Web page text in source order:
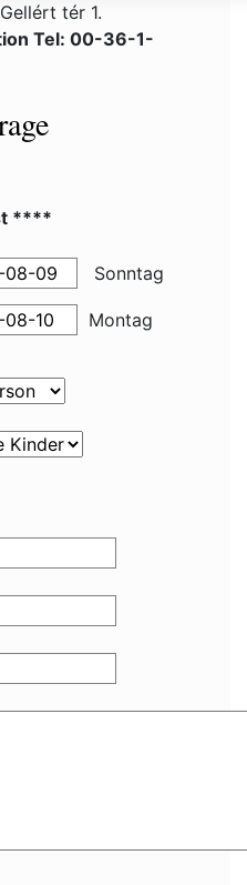
tér 1.
Tel: 00-36-1-
****
Sonntag
Montag